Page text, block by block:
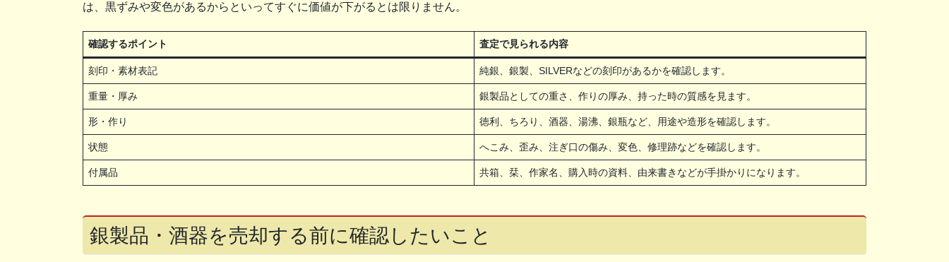
は、黒ずみや変色があるからといってすぐに価値が下がるとは限りません。
確認するポイント 査定で見られる内容
刻印・素材表記 純銀、銀製、SILVERなどの刻印があるかを確認します。
重量・厚み 銀製品としての重さ、作りの厚み、持った時の質感を見ます。
形・作り 徳利、ちろり、酒器、湯沸、銀瓶など、用途や造形を確認します。
状態 へこみ、歪み、注ぎ口の傷み、変色、修理跡などを確認します。
付属品 共箱、栞、作家名、購入時の資料、由来書きなどが手掛かりになります。
銀製品・酒器を売却する前に確認したいこと